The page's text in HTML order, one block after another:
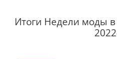
Итоги Недели моды